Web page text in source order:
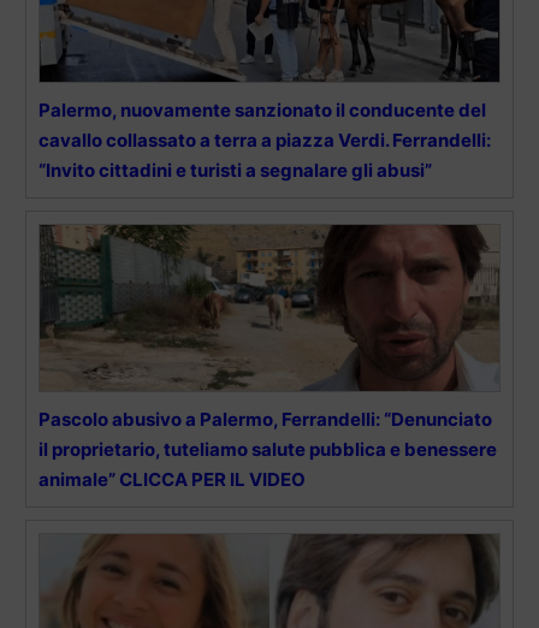
Palermo, nuovamente sanzionato il conducente del
cavallo collassato a terra a piazza Verdi. Ferrandelli:
“Invito cittadini e turisti a segnalare gli abusi”
Pascolo abusivo a Palermo, Ferrandelli: “Denunciato
il proprietario, tuteliamo salute pubblica e benessere
animale” CLICCA PER IL VIDEO